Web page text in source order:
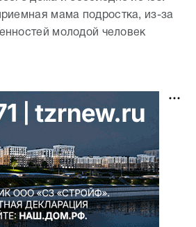
мама подростка, из-за
молодой человек